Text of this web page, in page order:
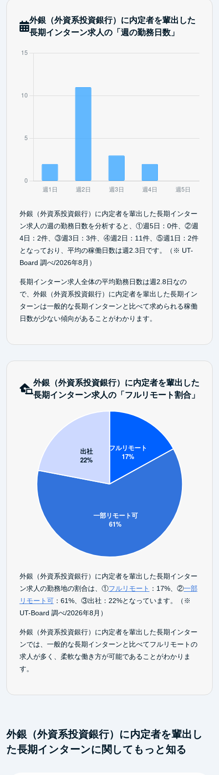
外銀（外資系投資銀行）に内定者を輩出した
長期インターン求人の「週の勤務日数」
外銀（外資系投資銀行）に内定者を輩出した長期インター
ン求人の週の勤務日数を分析すると、①週5日：0件、②週
4日：2件、③週3日：3件、④週2日：11件、⑤週1日：2件
となっており、平均の稼働日数は週2.3日です。（※ UT-
Board 調べ/2026年8月）
長期インターン求人全体の平均勤務日数は週2.8日なの
で、外銀（外資系投資銀行）に内定者を輩出した長期イン
ターンは一般的な長期インターンと比べて求められる稼働
日数が少ない傾向があることがわかります。
外銀（外資系投資銀行）に内定者を輩出した
長期インターン求人の「フルリモート割合」
外銀（外資系投資銀行）に内定者を輩出した長期インター
ン求人の勤務地の割合は、①フルリモート ：17%、②一部
リモート可：61%、③出社：22%となっています。（※
UT-Board 調べ/2026年8月）
外銀（外資系投資銀行）に内定者を輩出した長期インター
ンでは、一般的な長期インターンと比べてフルリモートの
求人が多く、柔軟な働き方が可能であることがわかりま
す。
外銀（外資系投資銀行）に内定者を輩出し
た長期インターンに関してもっと知る